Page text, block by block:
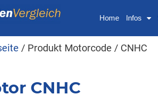
Home Infos
/ Produkt Motorcode / CNHC
CNHC